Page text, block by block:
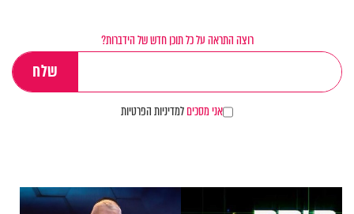
רוצה התראה על כל תוכן חדש של הידברות?
אני מסכיםלמדיניות הפרטיות